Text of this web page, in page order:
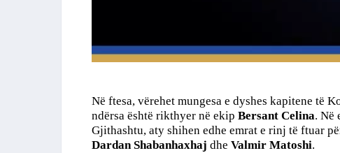
Në ftesa, vërehet mungesa e dyshes kapitene të
ndërsa është rikthyer në ekip Bersant Celina. Në
Gjithashtu, aty shihen edhe emrat e rinj të ftuar
Dardan Shabanhaxhaj dhe Valmir Matoshi.